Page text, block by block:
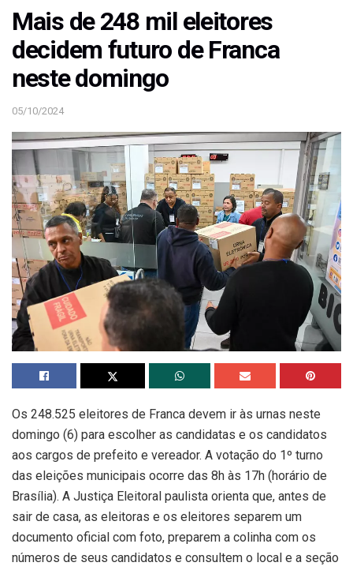
Mais de 248 mil eleitores
decidem futuro de Franca
neste domingo
05/10/2024
Os 248.525 eleitores de Franca devem ir às urnas neste
domingo (6) para escolher as candidatas e os candidatos
aos cargos de prefeito e vereador. A votação do 1º turno
das eleições municipais ocorre das 8h às 17h (horário de
Brasília). A Justiça Eleitoral paulista orienta que, antes de
sair de casa, as eleitoras e os eleitores separem um
documento oficial com foto, preparem a colinha com os
números de seus candidatos e consultem o local e a seção